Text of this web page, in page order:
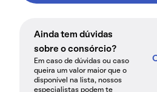
Ainda tem dúvidas
sobre o consórcio?
Em caso de dúvidas ou caso
queira um valor maior que o
disponível na lista, nossos
especialistas podem te